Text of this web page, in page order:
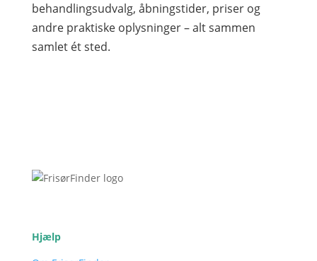
behandlingsudvalg, åbningstider, priser og
andre praktiske oplysninger – alt sammen
samlet ét sted.
Hjælp